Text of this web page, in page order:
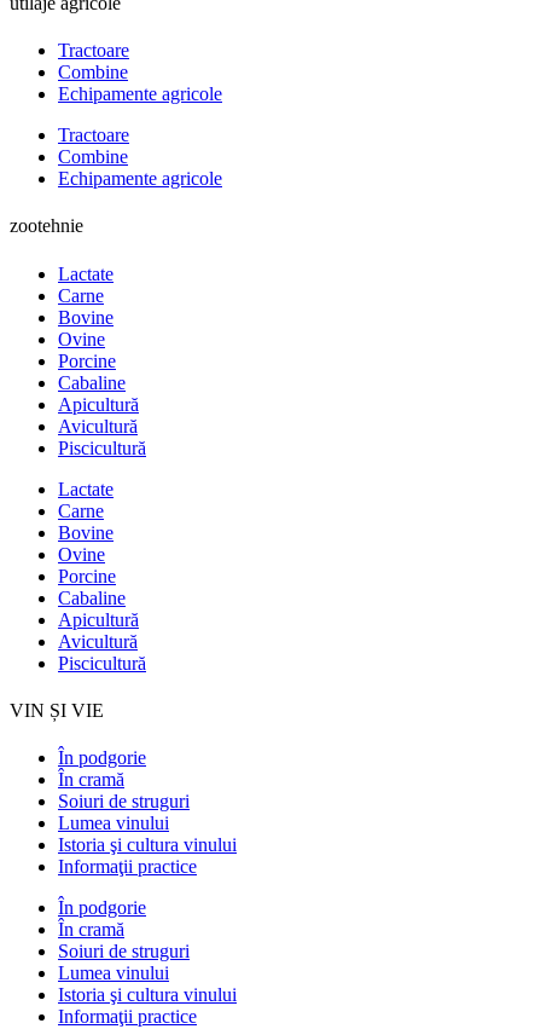
Tractoare
Combine
Echipamente agricole
Tractoare
Combine
Echipamente agricole
zootehnie
Lactate
Carne
Bovine
Ovine
Porcine
Cabaline
Apicultură
Avicultură
Piscicultură
Lactate
Carne
Bovine
Ovine
Porcine
Cabaline
Apicultură
Avicultură
Piscicultură
VIN ȘI VIE
În podgorie
În cramă
Soiuri de struguri
Lumea vinului
Istoria şi cultura vinului
Informaţii practice
În podgorie
În cramă
Soiuri de struguri
Lumea vinului
Istoria şi cultura vinului
Informaţii practice